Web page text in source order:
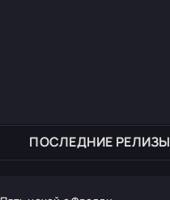
ПОСЛЕДНИЕ РЕЛИЗЫ